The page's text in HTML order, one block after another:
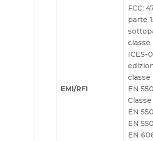
EMI/RFI
FCC:
parte
classe
ICES-
classe
EN
Classe
EN
EN
EN